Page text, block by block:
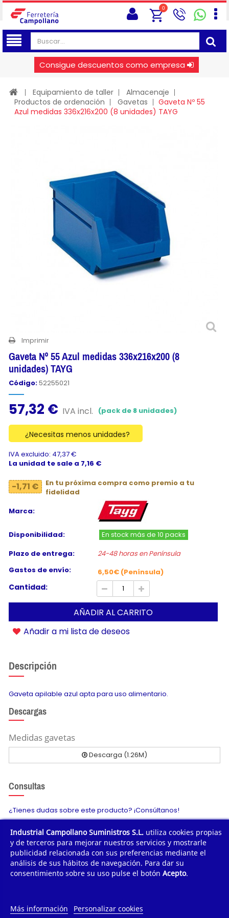
0
Consigue descuentos como empresa
Equipamiento de taller
Almacenaje
Productos de ordenación
Gavetas
Gaveta Nº 55
Azul medidas 336x216x200 (8 unidades) TAYG
Imprimir
Gaveta Nº 55 Azul medidas 336x216x200 (8
unidades) TAYG
Código:52255021
57,32 € IVA incl. (pack de 8 unidades)
¿Necesitas menos unidades?
IVA excluido: 47,37 €
La unidad te sale a 7,16 €
-1,71 €
En tu próxima compra como premio a tu
fidelidad
Marca:
Disponibilidad:
En stock más de 10 packs
Plazo de entrega:
24-48 horas en Península
Gastos de envío:
6,50€ (Península)
Cantidad:
AÑADIR AL CARRITO
Añadir a mi lista de deseos
Descripción
Gaveta apilable azul apta para uso alimentario.
Descargas
Medidas gavetas
Descarga (1.26M)
Consultas
¿Tienes dudas sobre este producto? ¡Consúltanos!
Envíanos tu consulta
¿QUIÉNES SOMOS?
Industrial Campollano Suministros S.L. utiliza cookies propias
y de terceros para mejorar nuestros servicios y mostrarle
publicidad relacionada con sus preferencias mediante el
análisis de sus hábitos de navegación. Para dar su
consentimiento sobre su uso pulse el botón Acepto.
Más información Personalizar cookies